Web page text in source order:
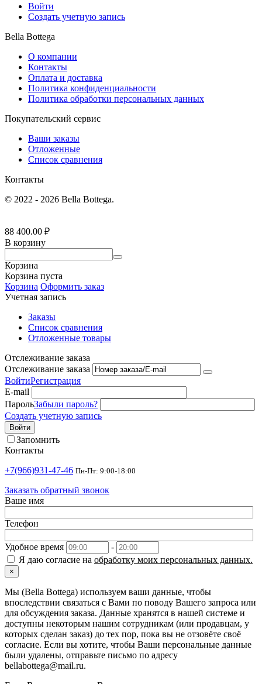
Войти
Создать учетную запись
Bella Bottega
О компании
Контакты
Оплата и доставка
Политика конфиденциальности
Политика обработки персональных данных
Покупательский сервис
Ваши заказы
Отложенные
Список сравнения
Контакты
© 2022 - 2026 Bella Bottega.
88 400.00 ₽
В корзину
Корзина
Корзина пуста
Корзина Оформить заказ
Учетная запись
Заказы
Список сравнения
Отложенные товары
Отслеживание заказа
Отслеживание заказа
ВойтиРегистрация
E-mail
ПарольЗабыли пароль?
Создать учетную запись
Войти
Запомнить
Контакты
+7(966)931-47-46 Пн-Пт: 9:00-18:00
Заказать обратный звонок
Ваше имя
Телефон
Удобное время
-
Я даю согласие на обработку моих персональных данных.
×
Мы (Bella Bottega) используем ваши данные, чтобы
впоследствии связаться с Вами по поводу Вашего запроса или
для обсуждения заказа. Данные хранятся в нашей системе и
доступны некоторым нашим сотрудникам (или продавцам, у
которых сделан заказ) до тех пор, пока вы не отзовёте своё
согласие. Если вы хотите, чтобы Ваши персональные данные
были удалены, отправьте письмо по адресу
bellabottega@mail.ru.